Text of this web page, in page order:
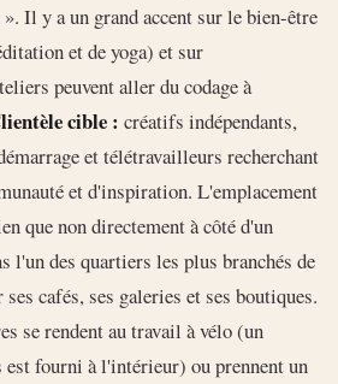
Il y a un grand accent sur le bien-être
et de yoga) et sur
peuvent aller du codage à
cible : créatifs indépendants,
et télétravailleurs recherchant
et d'inspiration. L'emplacement
que non directement à côté d'un
l'un des quartiers les plus branchés de
cafés, ses galeries et ses boutiques.
se rendent au travail à vélo (un
est fourni à l'intérieur) ou prennent un